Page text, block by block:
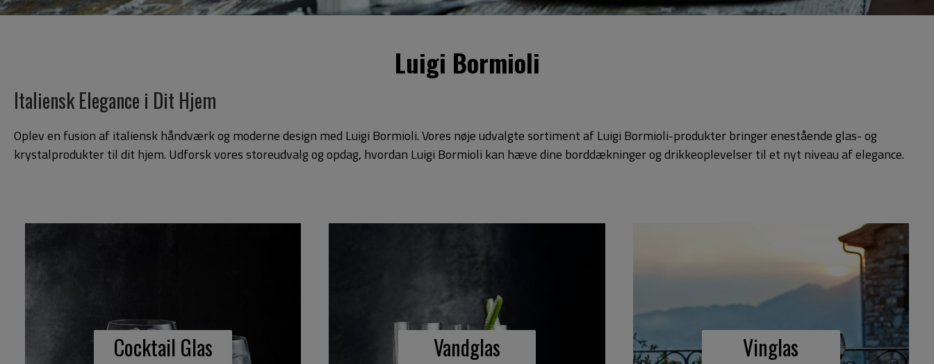
Luigi Bormioli
Italiensk Elegance i Dit Hjem
Oplev en fusion af italiensk håndværk og moderne design med Luigi Bormioli. Vores nøje udvalgte sortiment af Luigi Bormioli-produkter bringer enestående glas- og
krystalprodukter til dit hjem. Udforsk vores storeudvalg og opdag, hvordan Luigi Bormioli kan hæve dine borddækninger og drikkeoplevelser til et nyt niveau af elegance.
Cocktail Glas Vandglas Vinglas